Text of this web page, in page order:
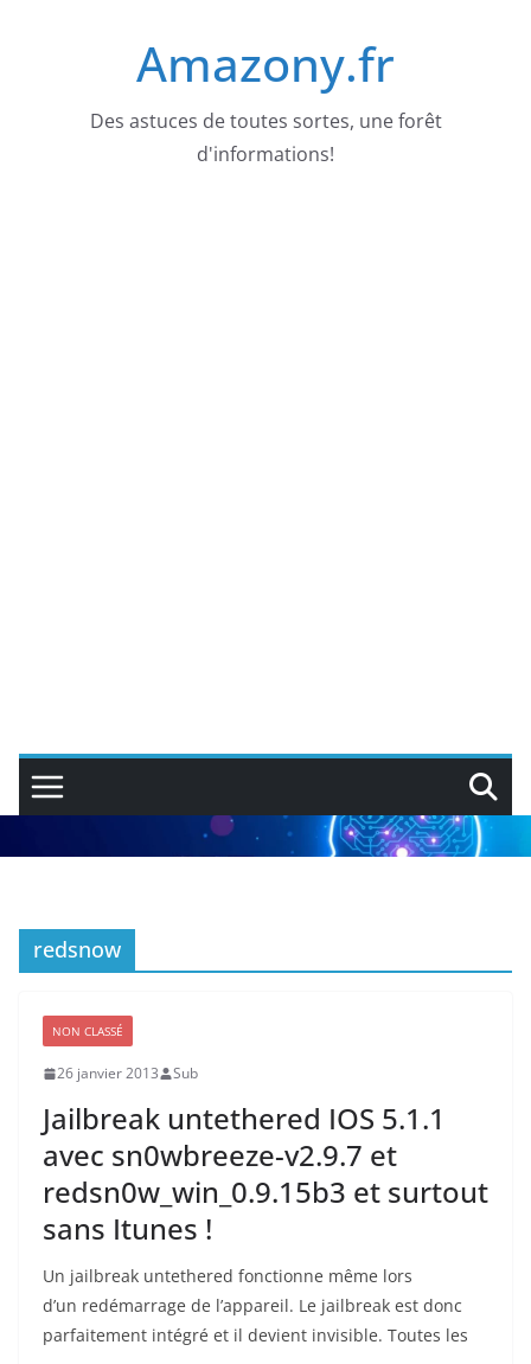
Amazony.fr
Des astuces de toutes sortes, une forêt
d'informations!
redsnow
NON CLASSÉ
26 janvier 2013 Sub
Jailbreak untethered IOS 5.1.1
avec sn0wbreeze-v2.9.7 et
redsn0w_win_0.9.15b3 et surtout
sans Itunes !
Un jailbreak untethered fonctionne même lors
d’un redémarrage de l’appareil. Le jailbreak est donc
parfaitement intégré et il devient invisible. Toutes les